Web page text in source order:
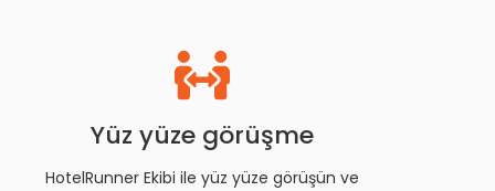
Yüz yüze görüşme
HotelRunner Ekibi ile yüz yüze görüşün ve